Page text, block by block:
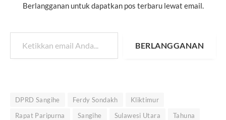
Berlangganan untuk dapatkan pos terbaru lewat email.
Ketikkan email Anda...
BERLANGGANAN
DPRD Sangihe Ferdy Sondakh
Kliktimur
Rapat Paripurna
Sangihe Sulawesi Utara Tahuna